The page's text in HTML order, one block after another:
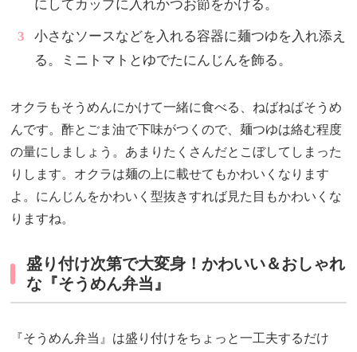
にしてカップに入れかつお節をかける。
小さなソースなどを入れる容器に麺つゆを入れ添え
る。ミニトマトとゆでたにんじんを飾る。
オクラもそうめんにかけて一緒に食べる、ねばねばそうめ
んです。酢とごま油で下味がつくので、麺つゆは絡む程度
の量にしましょう。あまりたくさんだとこぼしてしまった
りします。オクラは麺の上に載せてもかわいくなります
よ。にんじんをかわいく型抜きすれば見た目もかわいくな
りますね。
盛り付け次第で大変身！かわいい＆おしゃれ
な『そうめん弁当』
『そうめん弁当』は盛り付けをちょっと一工夫するだけ